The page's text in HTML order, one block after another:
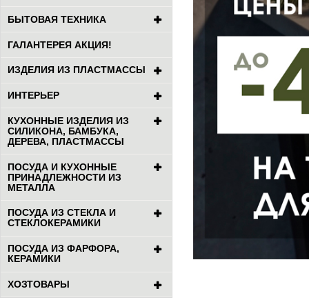
БЫТОВАЯ ТЕХНИКА
ГАЛАНТЕРЕЯ АКЦИЯ!
ИЗДЕЛИЯ ИЗ ПЛАСТМАССЫ
ИНТЕРЬЕР
КУХОННЫЕ ИЗДЕЛИЯ ИЗ
СИЛИКОНА, БАМБУКА,
ДЕРЕВА, ПЛАСТМАССЫ
ПОСУДА И КУХОННЫЕ
ПРИНАДЛЕЖНОСТИ ИЗ
МЕТАЛЛА
ПОСУДА ИЗ СТЕКЛА И
СТЕКЛОКЕРАМИКИ
ПОСУДА ИЗ ФАРФОРА,
КЕРАМИКИ
ХОЗТОВАРЫ